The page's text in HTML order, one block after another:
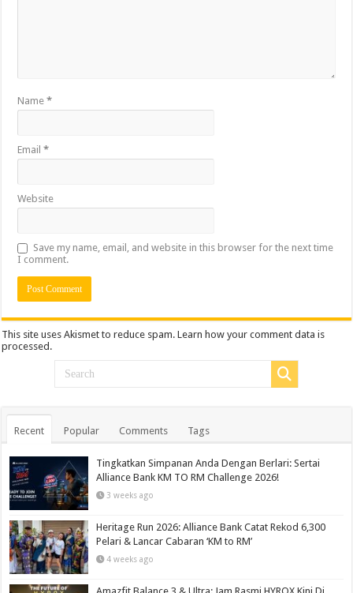
Name*
Email*
Website
Save my name, email, and website in this browser for the next time
I comment.
This site uses Akismet to reduce spam.Learn how your comment data is
processed.
Recent Popular Comments Tags
Tingkatkan Simpanan Anda Dengan Berlari: Sertai
Alliance Bank KM TO RM Challenge 2026!
3 weeks ago
Heritage Run 2026: Alliance Bank Catat Rekod 6,300
Pelari & Lancar Cabaran ‘KM to RM’
4 weeks ago